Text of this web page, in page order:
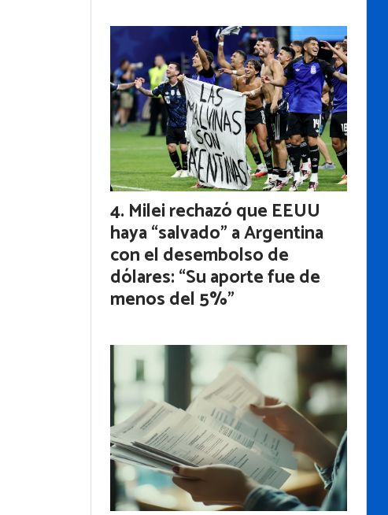
Milei rechazó que EEUU
haya “salvado” a Argentina
con el desembolso de
dólares: “Su aporte fue de
menos del 5%”